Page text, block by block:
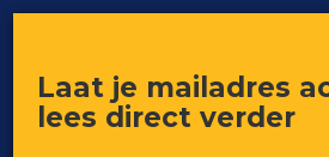
Voor professionals in retail & brands
Laat je mailadres
lees direct verder